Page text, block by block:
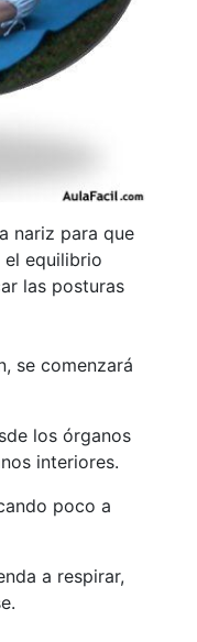
nariz para que
equilibrio
las posturas
se comenzará
los órganos
interiores.
poco a
a respirar,